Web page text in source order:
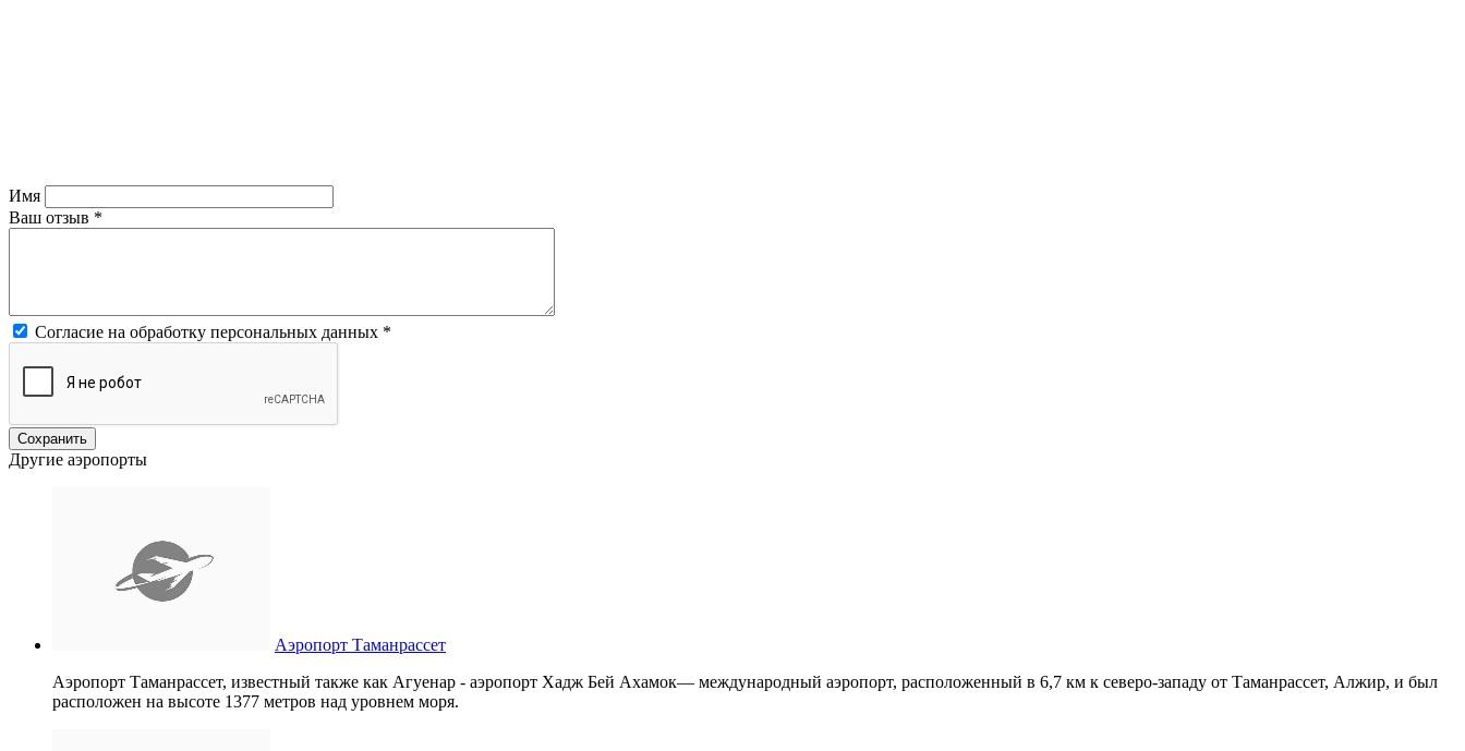
Имя
Ваш отзыв *
Согласие на обработку персональных данных *
Другие аэропорты
Аэропорт Таманрассет
Аэропорт Таманрассет, известный также как Агуенар - аэропорт Хадж Бей Ахамок— международный аэропорт, расположенный в 6,7 км к северо-западу от Таманрассет, Алжир, и был
расположен на высоте 1377 метров над уровнем моря.